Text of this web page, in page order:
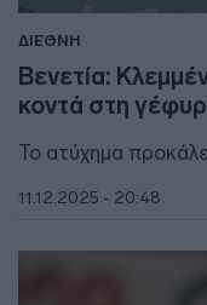
ΔΙΕΘΝΗ
Βενετία:
κοντά στη
To ατύχημα
11.12.2025 - 20:48